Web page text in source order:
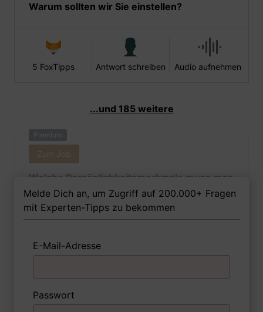
Warum sollten wir Sie einstellen?
5 FoxTipps Antwort schreiben Audio aufnehmen
...und 185 weitere
Premium
Zum Job
Welche Persönlichkeitsmerkmale muss man
als Tiefbaufacharbeiterin Ihrer Meinung
nach besitzen, um in dem Job erfolgreich zu
sein?
1 FoxTipp Antwort schreiben Audio aufnehmen
Melde Dich an, um Zugriff auf 200.000+ Fragen
mit Experten-Tipps zu bekommen
E-Mail-Adresse
Passwort